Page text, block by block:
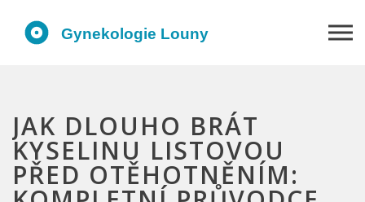
JAK DLOUHO BRÁT
KYSELINU LISTOVOU
PŘED OTĚHOTNĚNÍM: